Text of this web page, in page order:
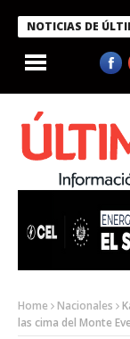
NOTICIAS DE
Bukele condecora
Home Nacionales
las cima del Monte